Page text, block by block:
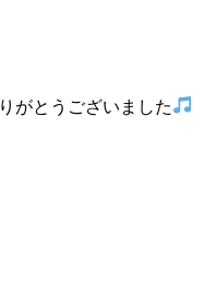
がとうございました